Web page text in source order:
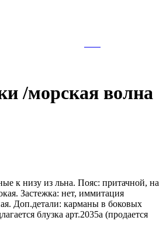
/морская волна
к низу из льна. Пояс: притачной, на
Застежка: нет, иммитация
Доп.детали: карманы в боковых
блузка арт.2035а (продается